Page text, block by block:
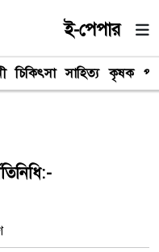
ই-পেপার
চিকিৎসা সাহিত্য কৃষক